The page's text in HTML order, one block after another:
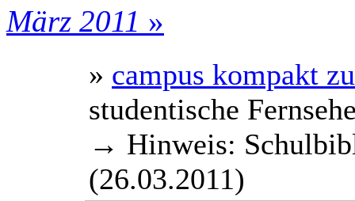
März 2011 »
» campus kompakt
studentische
→ Hinweis:
(26.03.2011)